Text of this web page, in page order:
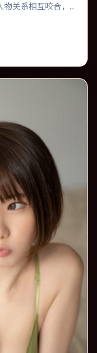
关系相互咬合，
刚善于在长镜头
真实质感。